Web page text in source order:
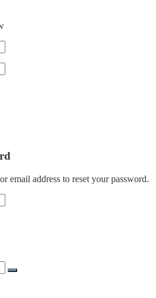
email address to reset your password.